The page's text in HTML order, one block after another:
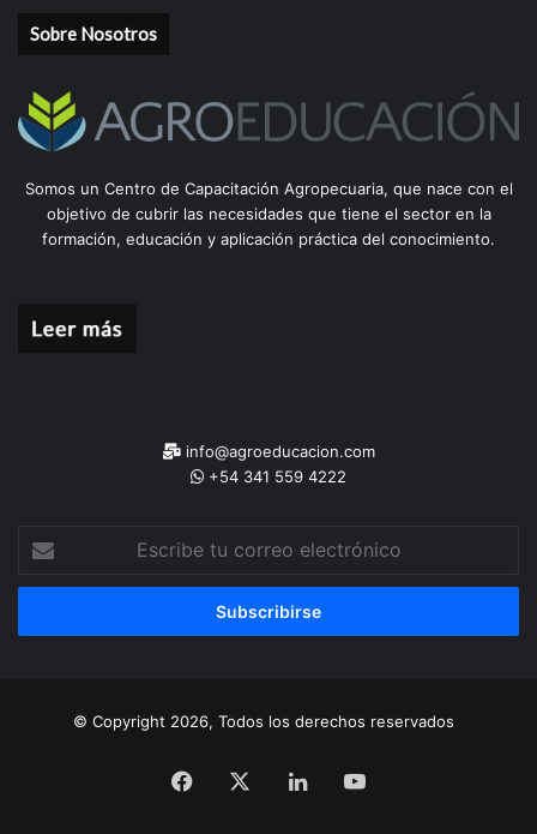
Sobre Nosotros
Somos un Centro de Capacitación Agropecuaria, que nace con el
objetivo de cubrir las necesidades que tiene el sector en la
formación, educación y aplicación práctica del conocimiento.
info@agroeducacion.com
+54 341 559 4222
correo
© Copyright 2026, Todos los derechos reservados
Facebook LinkedInYouTube